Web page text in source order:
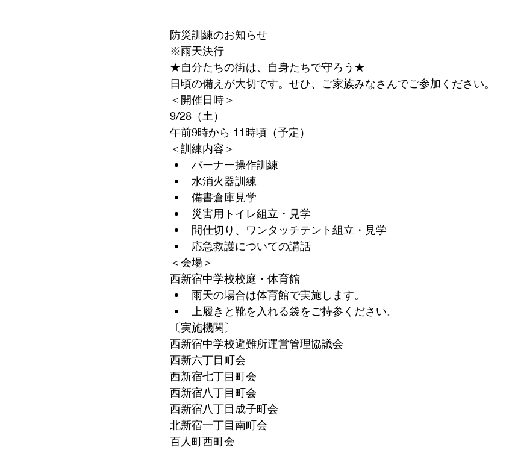
防災訓練のお知らせ
※雨天決行
★自分たちの街は、自身たちで守ろう★
日頃の備えが大切です。せひ、ご家族みなさんでご参加ください。
＜開催日時＞
9/28（土）
午前9時から 11時頃（予定）
＜訓練内容＞
﻿バーナー操作訓練
﻿水消火器訓練
﻿備書倉庫見学
﻿災害用トイレ組立・見学
﻿間仕切り、ワンタッチテント組立・見学
﻿応急救護についての講話
＜会場＞
西新宿中学校校庭・体育館
﻿雨天の場合は体育館で実施します。
﻿上履きと靴を入れる袋をご持参ください。
〔実施機関〕
西新宿中学校避難所運営管理協議会
西新六丁目町会
西新宿七丁目町会
西新宿八丁目町会
西新宿八丁目成子町会
北新宿一丁目南町会
百人町西町会